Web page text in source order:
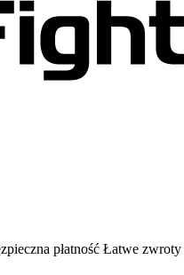
płatność Łatwe zwroty